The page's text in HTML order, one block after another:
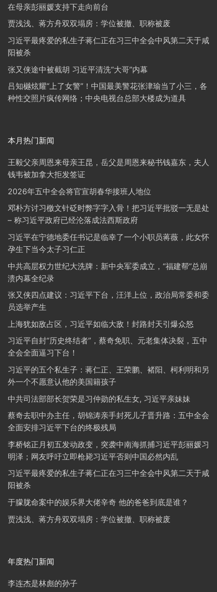
在母亲彭丽媛支持下走向前台
贾浅浅、蒋方舟双双塌房：学位被撤、职称被废
习近平最疼爱的私生子蒋仁正在习三中全会中风第二天于咸
阳被杀
张又侠途中被截胡 习近平清洗“大哥”内幕
吕知樾炫耀“上了女警”！中国最美警花张津瑜当了小三，各
种性交照片疯传网络；中央电视台总部大楼成为道具
本月热门新闻
王毅父亲周恩来母亲王昆，岳父是周恩来秘书钱嘉东，夫人
钱韦被加拿大拒发签证
2026年五中全会将官宣胡春华接班人地位
邓朴方讨习檄文针砭时弊字字入骨！把习近平批驳一无是处
– 称习近平政府已经沦落成法西斯政府
习近平在宁德地委任书记是临幸了一个小职员蒋薇，此女怀
孕生下当今太子习仁正
中共高层权力世纪大洗牌：新中央军委成立，“福建帮”总崩
溃内幕全纪录
张又侠四点建议：习近平下台，汪洋上位，政治局常委和委
员选举产生
上海犹如敌占区，习近平如临大敌！封路封天引爆众怒
习近平自封“历史终结者”，蔡奇免职、元老集体决裂，五中
全会全面逼习下台！
习近平的五个私生子：蒋仁正、王荣鹏、褚阳、柯利明和另
外一个不愿意认他的美国籍孩子
中共司法部部长贺荣是习仲勋的私生女, 习近平亲妹妹
蔡奇去职中办主任，胡锦涛亲手封死儿子晋升路：五中全会
全面安排习近平下台的终极残局
李桥铭正月初五发动政变，突袭中南海抓捕习近平彭丽媛习
明泽；网友呼吁立即枪毙习近平否则中国必然内乱
习近平最疼爱的私生子蒋仁正在习三中全会中风第二天于咸
阳被杀
于朦胧命案中的娱乐界大佬辛奇 他的爸爸到底是谁？
贾浅浅、蒋方舟双双塌房：学位被撤、职称被废
年度热门新闻
李连杰是林彪的孙子